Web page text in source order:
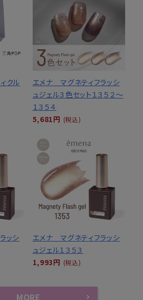
クル
エメナ マグネティフラッシ
ュジェル３色セット１３５２～
１３５４
5,681円 (税込)
ッシ
エメナ マグネティフラッシ
ュジェル１３５３
1,993円 (税込)
MORE